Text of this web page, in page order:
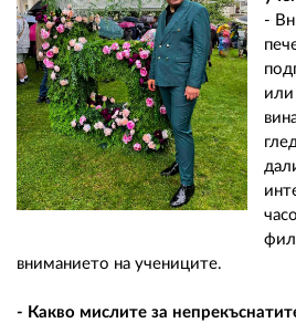
-
или
вниманието на учениците.
- Какво мислите за